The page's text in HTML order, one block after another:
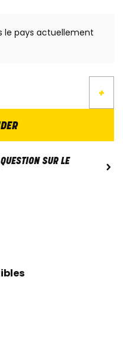
le pays actuellement
+
SUR LE